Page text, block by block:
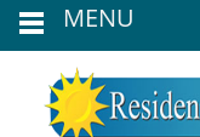
MENU